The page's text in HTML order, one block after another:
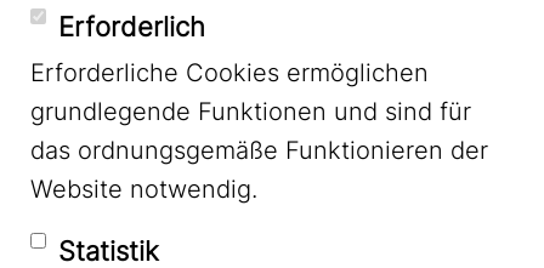
YouTube
Mastodon
Erforderlich
Erforderliche Cookies ermöglichen
grundlegende Funktionen und sind für
das ordnungsgemäße Funktionieren der
Website notwendig.
Statistik